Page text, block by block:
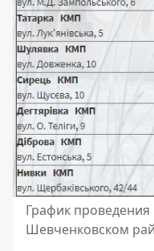
График
Шевченковском